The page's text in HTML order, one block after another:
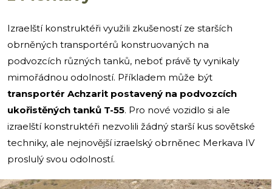
Izraelští konstruktéři využili zkušeností ze starších
obrněných transportérů konstruovaných na
podvozcích různých tanků, neboť právě ty vynikaly
mimořádnou odolností. Příkladem může být
transportér Achzarit postavený na podvozcích
ukořistěných tanků T-55. Pro nové vozidlo si ale
izraelští konstruktéři nezvolili žádný starší kus sovětské
techniky, ale nejnovější izraelský obrněnec Merkava IV
proslulý svou odolností.